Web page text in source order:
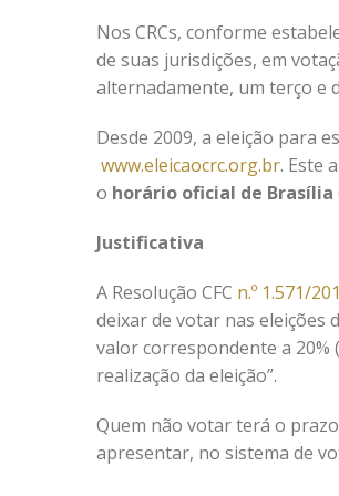
Nos CRCs, conforme
de suas jurisdições, em
alternadamente, um terço e
Desde 2009, a eleição para
www.eleicaocrc.org.br. Este
o horário oficial de Brasília
Justificativa
A Resolução CFC n.º 1.571/
deixar de votar nas eleições
valor correspondente a 20%
realização da eleição”.
Quem não votar terá o
apresentar, no sistema de